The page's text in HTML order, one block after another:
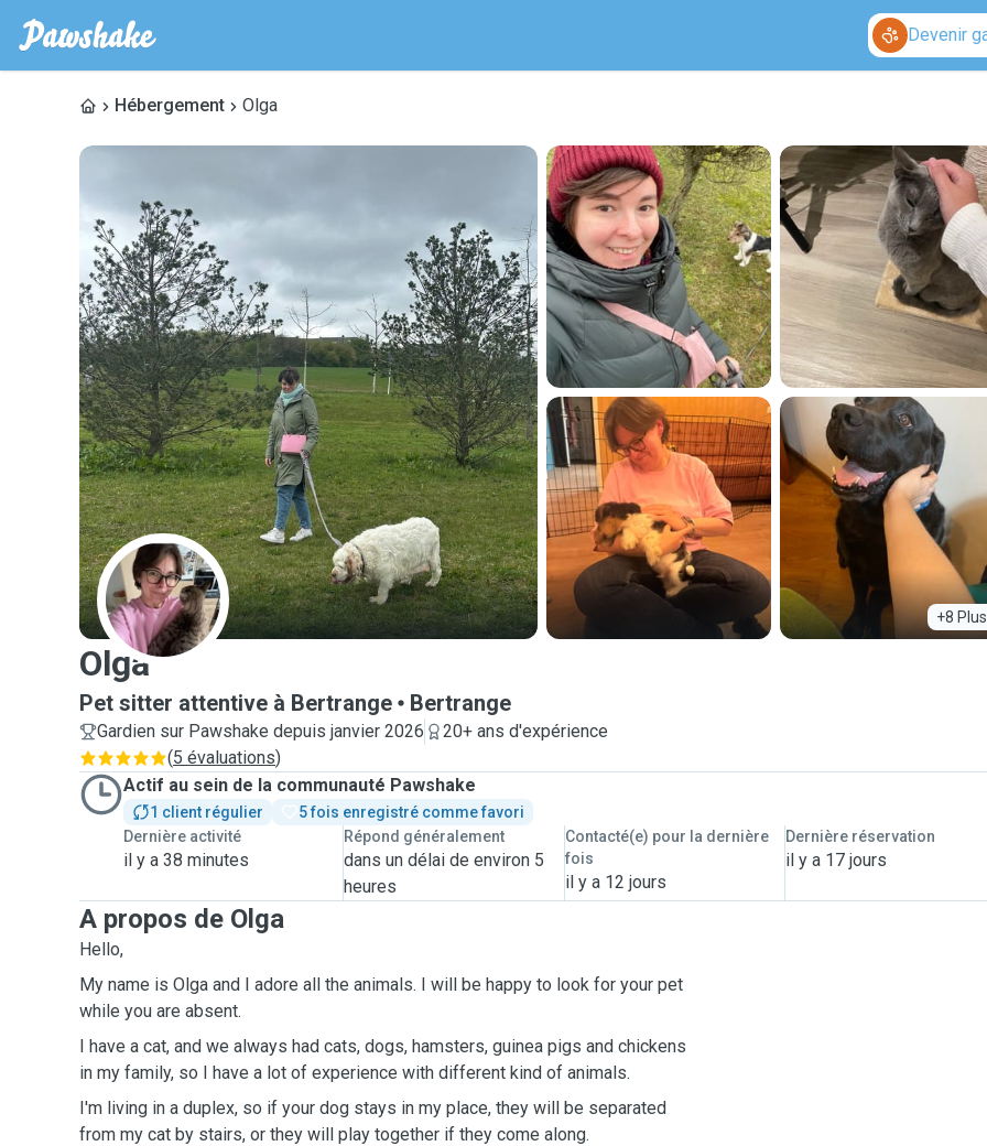
Devenir
Hébergement Olga
+8 Plus
O
Olga
Pet sitter attentive à Bertrange Bertrange
Gardien sur Pawshake depuis janvier 2026
20+ ans d'expérience
(5 évaluations)
Actif au sein de la communauté Pawshake
1 client régulier
5 fois enregistré comme favori
Dernière activité
il y a 38 minutes
Répond généralement
dans un délai de environ 5
heures
Contacté(e) pour la dernière
fois
il y a 12 jours
Dernière réservation
il y a 17 jours
A propos de Olga
Hello,
My name is Olga and I adore all the animals. I will be happy to look for your pet
while you are absent.
I have a cat, and we always had cats, dogs, hamsters, guinea pigs and chickens
in my family, so I have a lot of experience with different kind of animals.
I'm living in a duplex, so if your dog stays in my place, they will be separated
from my cat by stairs, or they will play together if they come along.